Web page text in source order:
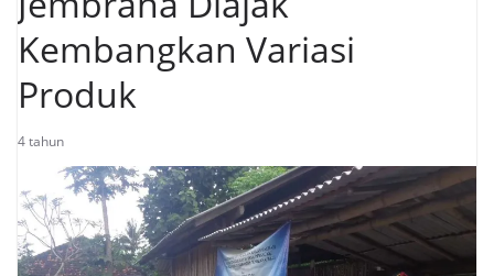
Kembangkan Variasi
Produk
4 tahun